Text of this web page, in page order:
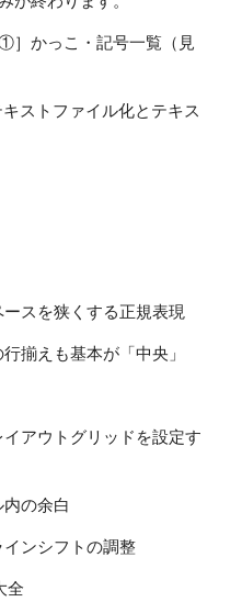
］かっこ・記号一覧（見
ストファイル化とテキス
スを狭くする正規表現
揃えも基本が「中央」
アウトグリッドを設定す
の余白
ンシフトの調整
全